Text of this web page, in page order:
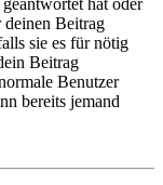
Beitrag
sie es für nötig
Beitrag
Benutzer
bereits jemand